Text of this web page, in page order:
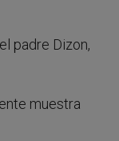
padre Dizon,
muestra